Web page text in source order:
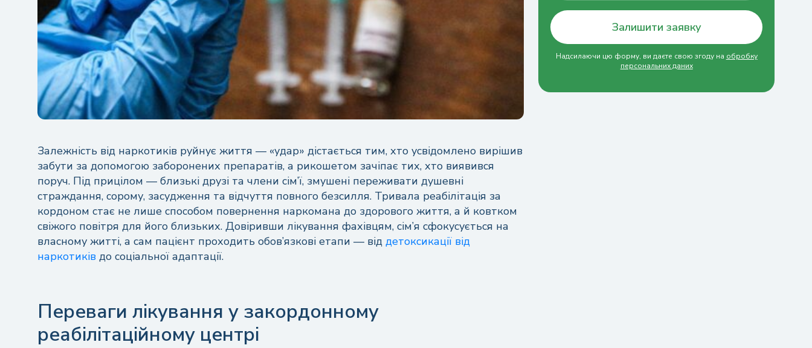
Залежність від наркотиків руйнує життя — «удар» дістається тим, хто усвідомлено вирішив
забути за допомогою заборонених препаратів, а рикошетом зачіпає тих, хто виявився
поруч. Під прицілом — близькі друзі та члени сім’ї, змушені переживати душевні
страждання, сорому, засудження та відчуття повного безсилля. Тривала реабілітація за
кордоном стає не лише способом повернення наркомана до здорового життя, а й ковтком
свіжого повітря для його близьких. Довіривши лікування фахівцям, сім’я сфокусується на
власному житті, а сам пацієнт проходить обов’язкові етапи — від детоксикації від
наркотиків до соціальної адаптації.
Переваги лікування у закордонному
реабілітаційному центрі
Залишити заявку
Надсилаючи цю форму, ви даєте свою згоду на обробку
персональних даних